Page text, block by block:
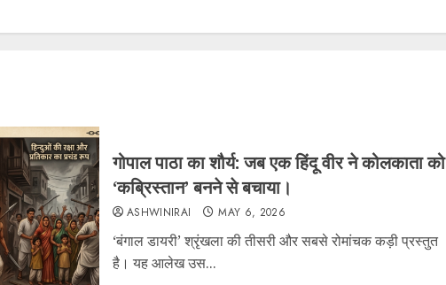
गोपाल पाठा का शौर्य: जब एक हिंदू वीर ने कोलकाता को
‘कब्रिस्तान’ बनने से बचाया।
ASHWINIRAI MAY 6, 2026
‘बंगाल डायरी’ श्रृंखला की तीसरी और सबसे रोमांचक कड़ी प्रस्तुत
है। यह आलेख उस...